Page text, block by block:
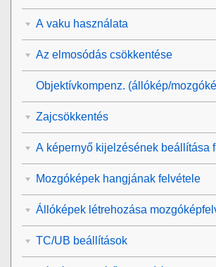
A vaku használata
Az elmosódás csökkentése
Objektívkompenz. (állókép/
Zajcsökkentés
A képernyő kijelzésének beállítása
Mozgóképek hangjának felvétele
Állóképek létrehozása
TC/UB beállítások